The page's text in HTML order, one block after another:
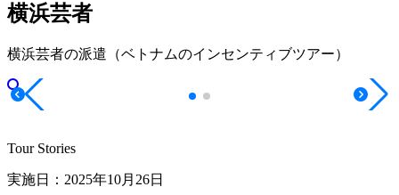
横浜芸者
横浜芸者の派遣（ベトナムのインセンティブツアー）
Tour Stories
実施日：2025年10月26日